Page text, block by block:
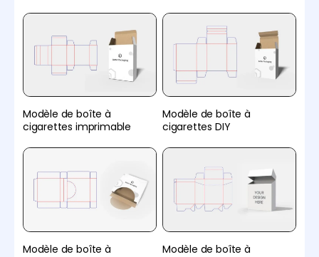
Modèle de boîte à
cigarettes imprimable
Modèle de boîte à
cigarettes DIY
Modèle de boîte à
Modèle de boîte à